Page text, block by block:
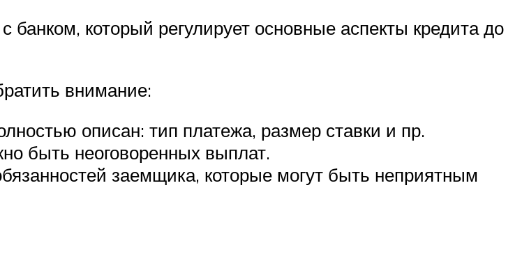
банком, который регулирует основные аспекты кредита до
внимание:
описан: тип платежа, размер ставки и пр.
быть неоговоренных выплат.
заемщика, которые могут быть неприятным